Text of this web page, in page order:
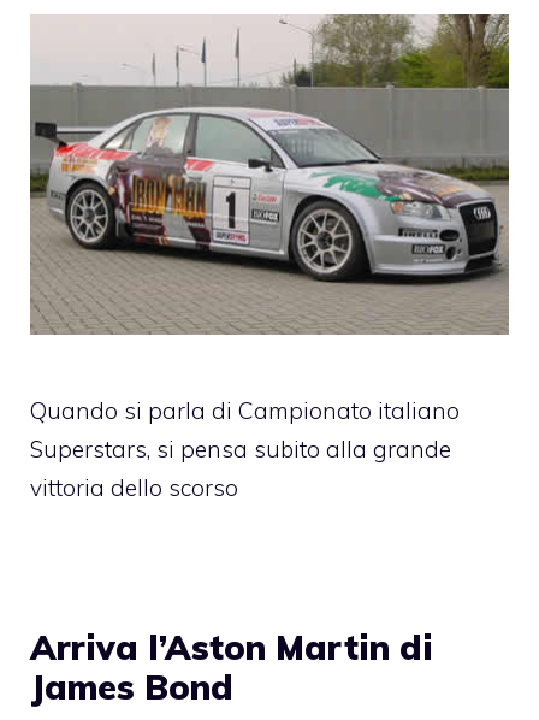
Quando si parla di Campionato italiano
Superstars, si pensa subito alla grande
vittoria dello scorso
Arriva l’Aston Martin di
James Bond